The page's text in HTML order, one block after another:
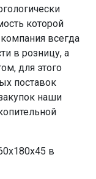
которой
всегда
в розницу, а
для этого
поставок
наши